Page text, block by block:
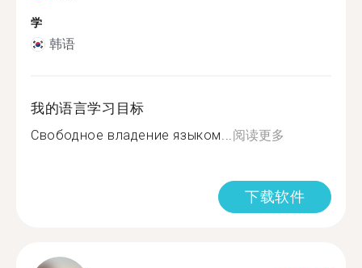
学
韩语
我的语言学习目标
Свободное владение языком...阅读更多
下载软件